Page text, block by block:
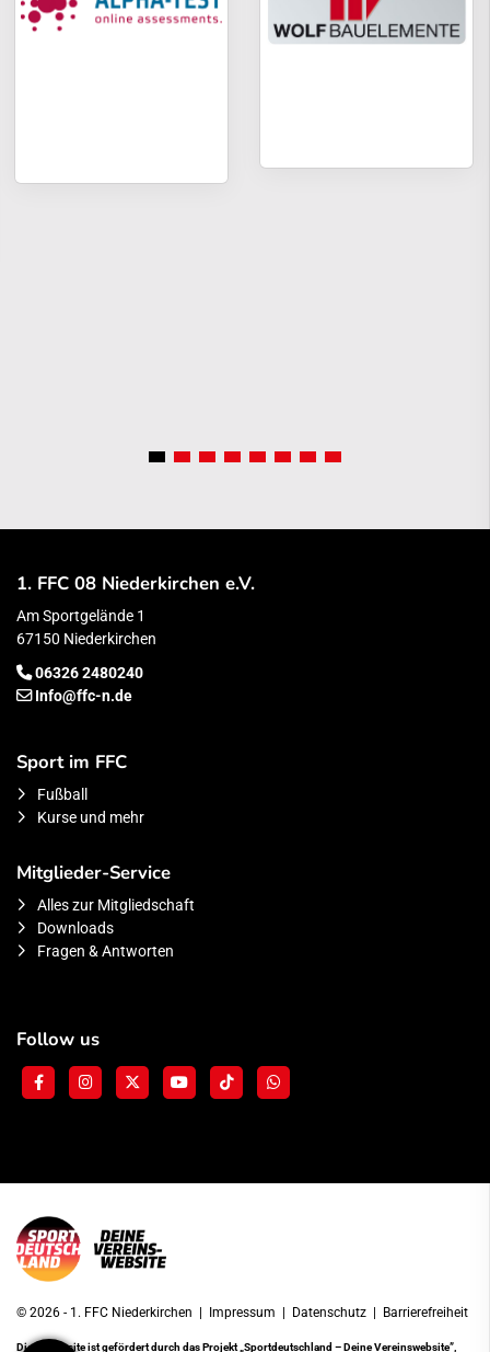
1. FFC 08 Niederkirchen e.V.
Am Sportgelände 1
67150 Niederkirchen
06326 2480240
Info@ffc-n.de
Sport im FFC
Fußball
Kurse und mehr
Mitglieder-Service
Alles zur Mitgliedschaft
Downloads
Fragen & Antworten
Follow us
© 2026 - 1. FFC Niederkirchen | Impressum | Datenschutz | Barrierefreiheit
Diese Website ist gefördert durch das Projekt„Sportdeutschland – Deine Vereinswebsite”,